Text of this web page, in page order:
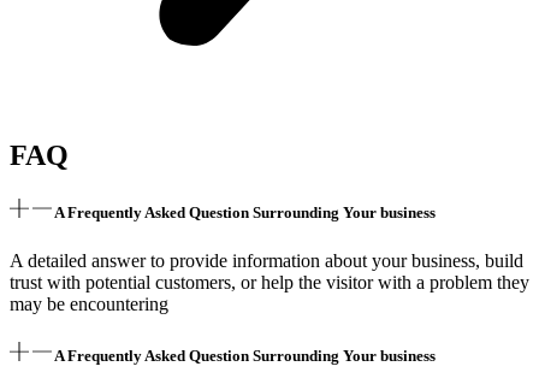
FAQ
A Frequently Asked Question Surrounding Your business
A detailed answer to provide information about your business, build
trust with potential customers, or help the visitor with a problem they
may be encountering
A Frequently Asked Question Surrounding Your business